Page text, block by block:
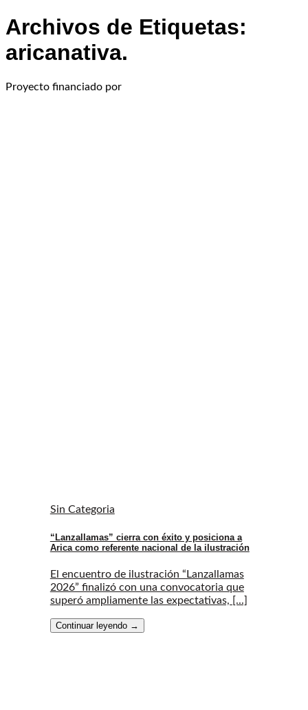
Archivos de Etiquetas:
aricanativa.
Proyecto financiado por
Sin Categoria
“Lanzallamas” cierra con éxito y posiciona a
Arica como referente nacional de la ilustración
El encuentro de ilustración “Lanzallamas
2026” finalizó con una convocatoria que
superó ampliamente las expectativas, [...]
Continuar leyendo →